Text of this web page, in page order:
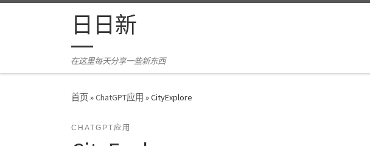
Skip to content日日新
在这里每天分享一些新东西
首页»ChatGPT应用 »CityExplore
CHATGPT应用